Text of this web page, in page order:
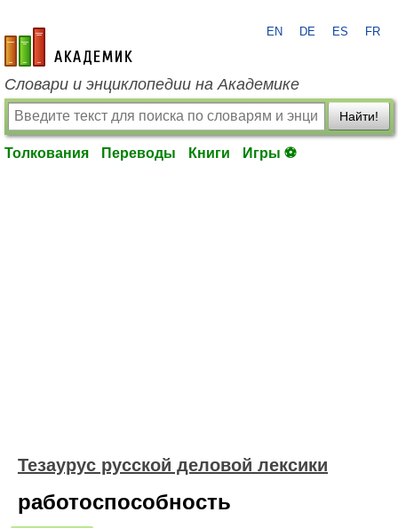
academic.ru
EN DE ES FR
Словари и энциклопедии на Академике
Найти!
Толкования Переводы Книги Игры ⚽
Тезаурус русской деловой лексики
работоспособность